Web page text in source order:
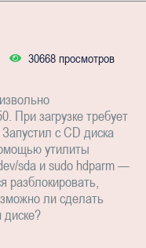
30668 просмотров
При загрузке требует
с CD диска
утилиты
sda и sudo hdparm —
разблокировать,
ли сделать
диске?